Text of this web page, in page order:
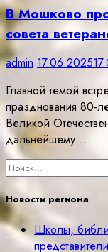
В Мошково
совета
admin 17.06.2025
Главной темой
празднования 80-
Великой
дальнейшему…
Найти:
Новости региона
Школы,